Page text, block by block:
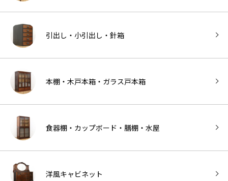
引出し・小引出し・針箱
本棚・木戸本箱・ガラス戸本箱
食器棚・カップボード・膳棚・水屋
洋風キャビネット